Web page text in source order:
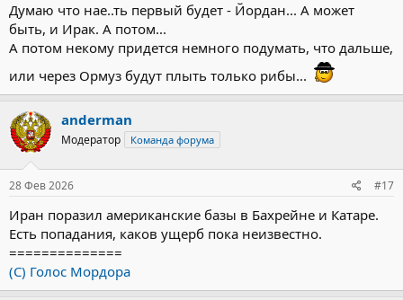
Думаю что нае..ть первый будет - Йордан... А может
быть, и Ирак. А потом...
А потом некому придется немного подумать, что дальше,
или через Ормуз будут плыть только рибы...
anderman
Модератор Команда форума
28 Фев 2026 #17
Иран поразил американские базы в Бахрейне и Катаре.
Есть попадания, каков ущерб пока неизвестно.
==============
(С) Голос Мордора